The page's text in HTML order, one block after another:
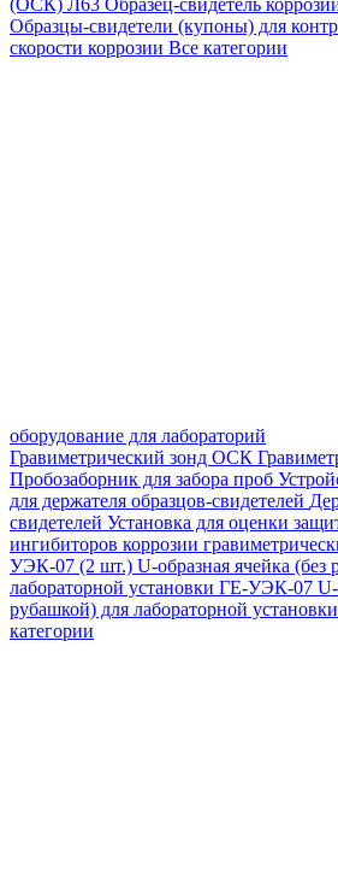
(ОСК) Л63 Образец-свидетель
Образцы-свидетели (купоны) для
скорости коррозии Все категории
оборудование для лабораторий
Гравиметрический зонд ОСК
Пробозаборник для забора проб
для держателя образцов-свидетелей
свидетелей Установка для оценки
ингибиторов коррозии
УЭК-07 (2 шт.) U-образная ячейка (без
лабораторной установки ГЕ-УЭК-07
рубашкой) для лабораторной
категории